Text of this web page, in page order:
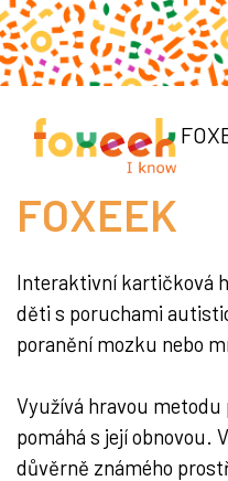
FOXEEK
Interaktivní kartičková
děti s poruchami
poranění mozku nebo
Využívá hravou
pomáhá s její obnovou.
důvěrně známého